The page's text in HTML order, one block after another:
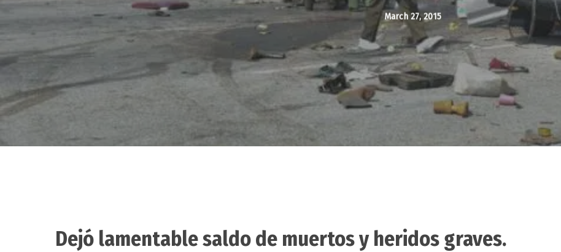
Hit enter to search or ESC to close
March 27, 2015
Dejó lamentable saldo de muertos y heridos graves.